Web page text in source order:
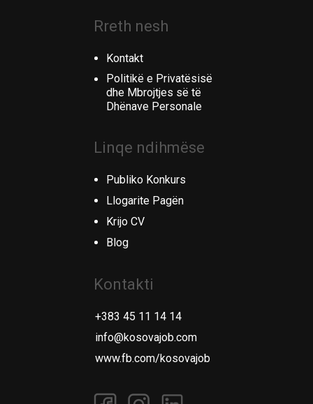
Rreth nesh
Kontakt
Politikë e Privatësisë
dhe Mbrojtjes së të
Dhënave Personale
Linqe ndihmëse
Publiko Konkurs
Llogarite Pagën
Krijo CV
Blog
Kontakti
+383 45 11 14 14
info@kosovajob.com
www.fb.com/kosovajob